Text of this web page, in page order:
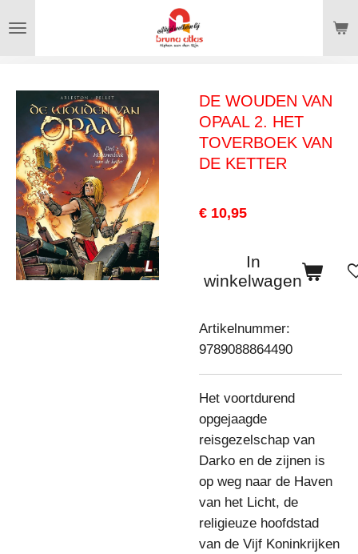
direct
hoofdinhoud
DE WOUDEN VAN
OPAAL 2. HET
TOVERBOEK VAN
DE KETTER
€ 10,95
In
winkelwagen
Artikelnummer:
9789088864490
Het voortdurend
opgejaagde
reisgezelschap van
Darko en de zijnen is
op weg naar de Haven
van het Licht, de
religieuze hoofdstad
van de Vijf Koninkrijken